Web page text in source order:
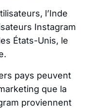
l’Inde
Instagram
États-Unis, le
pays peuvent
que la
proviennent